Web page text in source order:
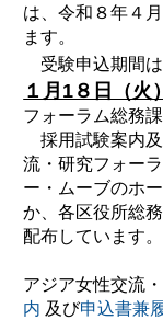
は、令和８年４
ます。
受験申込期間
１月1８日（火
フォーラム総務
採用試験案内及
流・研究フォー
ー・ムーブのホ
か、各区役所総
配布しています。
アジア女性交流
内 及び申込書兼